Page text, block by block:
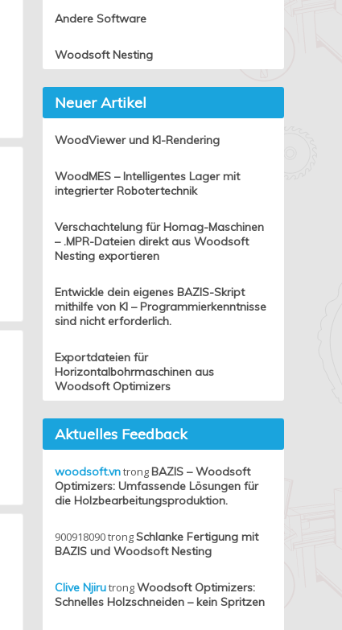
Andere Software
Woodsoft Nesting
Neuer Artikel
WoodViewer und KI-Rendering
WoodMES – Intelligentes Lager mit
integrierter Robotertechnik
Verschachtelung für Homag-Maschinen
– .MPR-Dateien direkt aus Woodsoft
Nesting exportieren
Entwickle dein eigenes BAZIS-Skript
mithilfe von KI – Programmierkenntnisse
sind nicht erforderlich.
Exportdateien für
Horizontalbohrmaschinen aus
Woodsoft Optimizers
Aktuelles Feedback
woodsoft.vntrongBAZIS – Woodsoft
Optimizers: Umfassende Lösungen für
die Holzbearbeitungsproduktion.
900918090trongSchlanke Fertigung mit
BAZIS und Woodsoft Nesting
Clive NjirutrongWoodsoft Optimizers:
Schnelles Holzschneiden – kein Spritzen